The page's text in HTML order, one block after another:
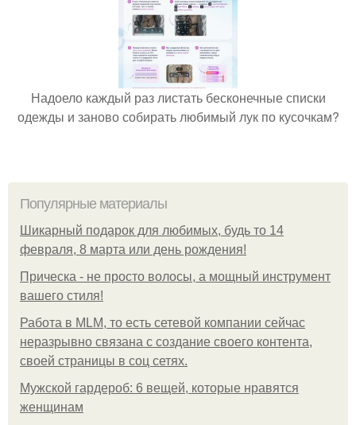
Надоело каждый раз листать бесконечные списки
одежды и заново собирать любимый лук по кусочкам?
Популярные материалы
Шикарный подарок для любимых, будь то 14
февраля, 8 марта или день рождения!
Прическа - не просто волосы, а мощный инструмент
вашего стиля!
Работа в MLM, то есть сетевой компании сейчас
неразрывно связана с создание своего контента,
своей страницы в соц сетях.
Мужской гардероб: 6 вещей, которые нравятся
женщинам